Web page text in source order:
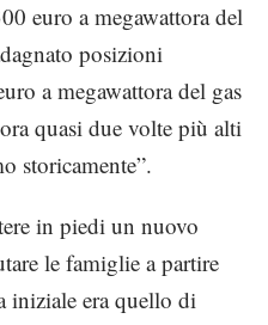
euro a megawattora del
posizioni
a megawattora del gas
quasi due volte più alti
storicamente”.
in piedi un nuovo
le famiglie a partire
iniziale era quello di